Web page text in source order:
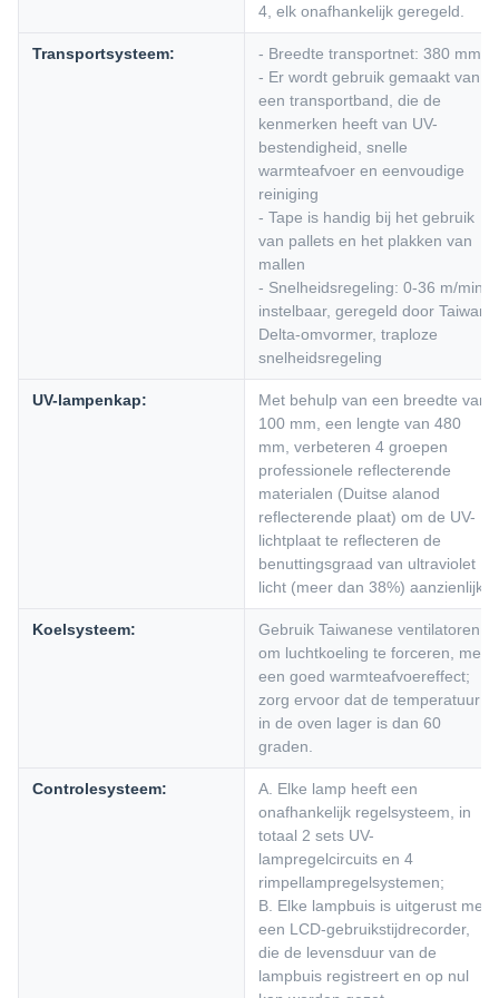
4, elk onafhankelijk geregeld.
Transportsysteem:
- Breedte transportnet: 380 mm
- Er wordt gebruik gemaakt van
een transportband, die de
kenmerken heeft van UV-
bestendigheid, snelle
warmteafvoer en eenvoudige
reiniging
- Tape is handig bij het gebruik
van pallets en het plakken van
mallen
- Snelheidsregeling: 0-36 m/min
instelbaar, geregeld door Taiwan
Delta-omvormer, traploze
snelheidsregeling
UV-lampenkap:
Met behulp van een breedte van
100 mm, een lengte van 480
mm, verbeteren 4 groepen
professionele reflecterende
materialen (Duitse alanod
reflecterende plaat) om de UV-
lichtplaat te reflecteren de
benuttingsgraad van ultraviolet
licht (meer dan 38%) aanzienlijk.
Koelsysteem:
Gebruik Taiwanese ventilatoren
om luchtkoeling te forceren, met
een goed warmteafvoereffect;
zorg ervoor dat de temperatuur
in de oven lager is dan 60
graden.
Controlesysteem:
A. Elke lamp heeft een
onafhankelijk regelsysteem, in
totaal 2 sets UV-
lampregelcircuits en 4
rimpellampregelsystemen;
B. Elke lampbuis is uitgerust met
een LCD-gebruikstijdrecorder,
die de levensduur van de
lampbuis registreert en op nul